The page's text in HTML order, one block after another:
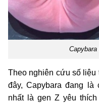
Theo nghiên cứu số liệu
đây, Capybara đang
nhất là gen Z yêu